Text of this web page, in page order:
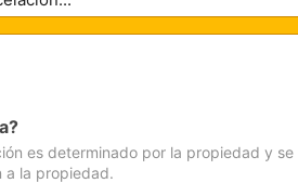
es determinado por la propiedad y
a la propiedad.